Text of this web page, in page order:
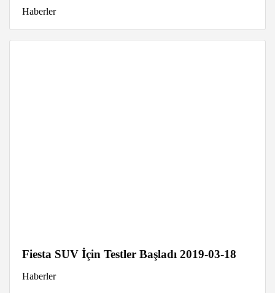
Haberler
Fiesta SUV İçin Testler Başladı 2019-03-18
Haberler